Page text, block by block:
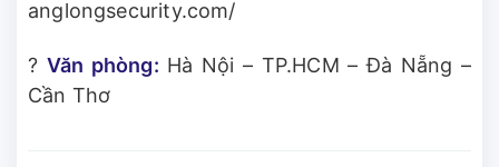
anglongsecurity.com/
? Văn phòng: Hà Nội – TP.HCM – Đà Nẵng –
Cần Thơ